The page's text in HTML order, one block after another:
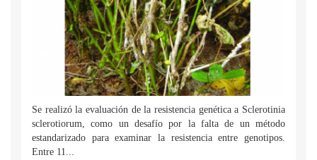
Se realizó la evaluación de la resistencia genética a Sclerotinia
sclerotiorum, como un desafío por la falta de un método
estandarizado para examinar la resistencia entre genotipos.
Entre 11...